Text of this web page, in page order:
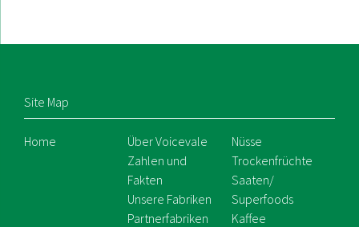
Site Map
Home
Über Voicevale
Zahlen und
Fakten
Unsere Fabriken
Partnerfabriken
Nüsse
Trockenfrüchte
Saaten/
Superfoods
Kaffee